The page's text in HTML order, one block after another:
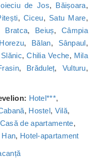
de Jos, Băișoara,
,Ciceu, Satu Mare,
Bratca, Beiuș,Câmpia
Horezu, Bălan, Sânpaul,
Slănic,Chilia Veche, Mila
, Brăduleț, Vulturu,
Hotel***,
, Hostel, Vilă,
Casă de apartamente,
Han, Hotel-apartament